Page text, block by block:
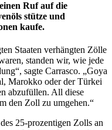
Ruf auf die
stütze und
kaufe.
Staaten verhängten Zölle
standen wir, wie jede
sagte Carrasco. „Goya
Marokko oder der Türkei
abzufüllen. All diese
den Zoll zu umgehen.“
25-prozentigen Zolls an